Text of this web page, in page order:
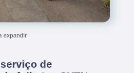
expandir
de